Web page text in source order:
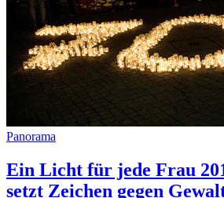
Panorama
Ein Licht für jede Frau
setzt Zeichen gegen